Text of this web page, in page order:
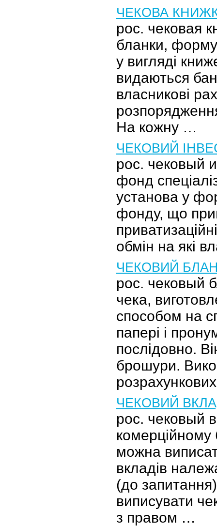
ЧЕКОВА
рос. чековая
бланки,
у вигляді
видаються
власникові
На кожну …
ЧЕКОВИЙ
рос. чековый
фонд
установа у
фонду, що
обмін на які
ЧЕКОВИЙ
рос. чековый
чека,
способом на
папері і
послідовно.
брошури.
ЧЕКОВИЙ
рос. чековый
комерційному
можна
вкладів
(до
виписувати
з правом …